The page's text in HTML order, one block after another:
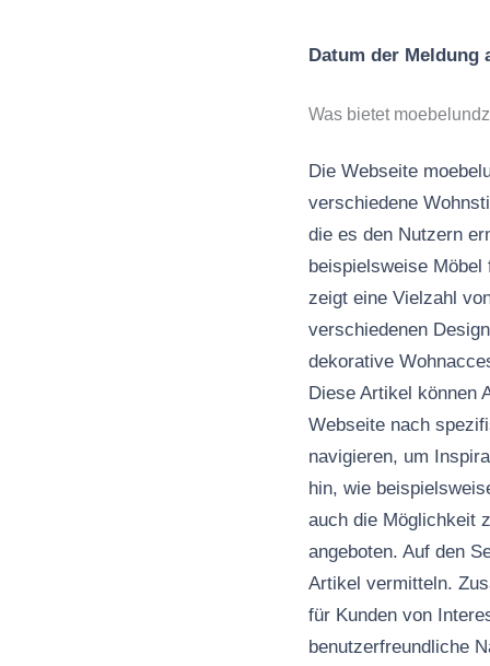
Datum der Meldung
Was bietet
Die Webseite
verschiedene
die es den Nutzern
beispielsweise
zeigt eine Vielzahl
verschiedenen
dekorative
Diese Artikel können
Webseite nach
navigieren, um
hin, wie
auch die Möglichkeit
angeboten. Auf den
Artikel vermitteln.
für Kunden von
benutzerfreundliche